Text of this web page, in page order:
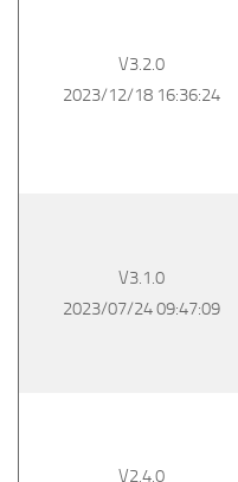
V3.2.0
2023/12/18 16:36:24
V3.1.0
2023/07/24 09:47:09
V2.4.0